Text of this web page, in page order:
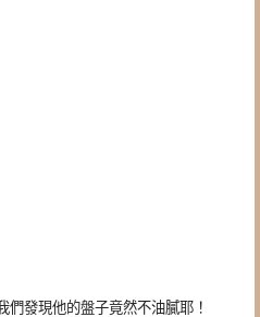
們發現他的盤子竟然不油膩耶！